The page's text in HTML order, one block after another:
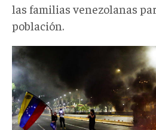
las familias venezolanas
población.
BB1qRwnz.jpeg